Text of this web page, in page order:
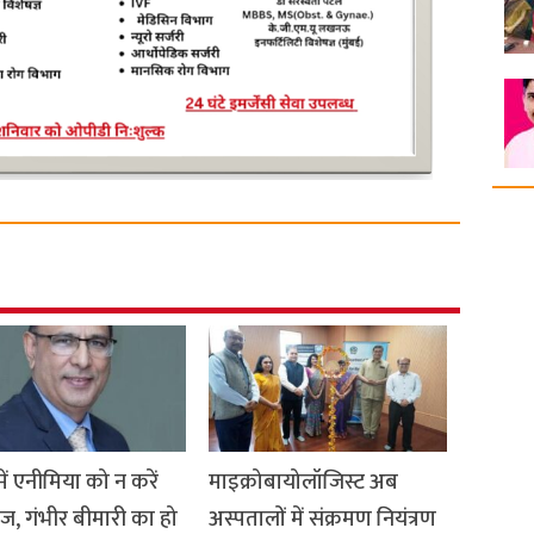
एनीमिया को न करें
गंभीर बीमारी का हो
माइक्रोबायोलॉजिस्ट अब
अस्पतालों में संक्रमण नियंत्रण